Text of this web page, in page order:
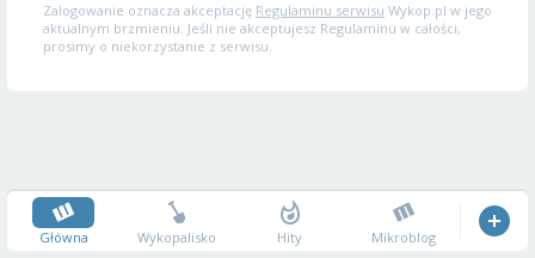
Zalogowanie oznacza akceptację Regulaminu serwisu Wykop.pl w jego
aktualnym brzmieniu. Jeśli nie akceptujesz Regulaminu w całości,
prosimy o niekorzystanie z serwisu.
Główna Wykopalisko Hity Mikroblog